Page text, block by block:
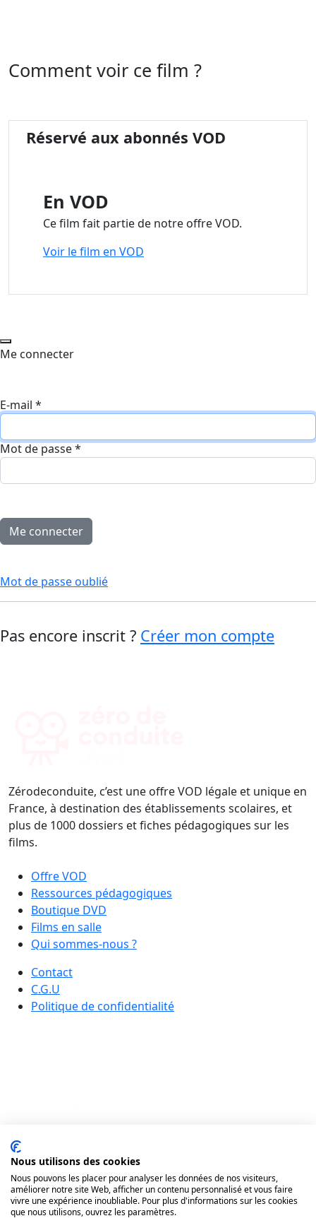
Comment voir ce film ?
Réservé aux abonnés VOD
En VOD
Ce film fait partie de notre offre VOD.
Voir le film en VOD
Me connecter
E-mail *
Mot de passe*
Mot de passe oublié
Pas encore inscrit ? Créer mon compte
Zérodeconduite, c’est une offre VOD légale et unique en
France, à destination des établissements scolaires, et
plus de 1000 dossiers et fiches pédagogiques sur les
films.
Offre VOD
Ressources pédagogiques
Boutique DVD
Films en salle
Qui sommes-nous ?
Contact
C.G.U
Politique de confidentialité
Nous utilisons des cookies
Nous pouvons les placer pour analyser les données de nos visiteurs,
améliorer notre site Web, afficher un contenu personnalisé et vous faire
vivre une expérience inoubliable. Pour plus d'informations sur les cookies
que nous utilisons, ouvrez les paramètres.